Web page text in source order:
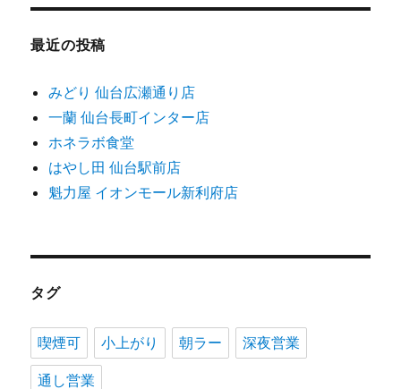
最近の投稿
みどり 仙台広瀬通り店
一蘭 仙台長町インター店
ホネラボ食堂
はやし田 仙台駅前店
魁力屋 イオンモール新利府店
タグ
喫煙可 小上がり 朝ラー 深夜営業
通し営業